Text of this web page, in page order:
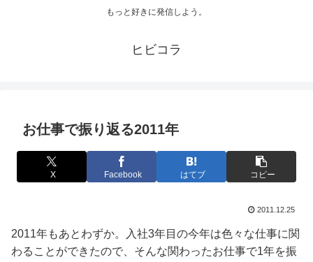
もっと好きに発信しよう。
ヒビコラ
お仕事で振り返る2011年
X Facebook はてブ コピー
2011.12.25
2011年もあとわずか。入社3年目の今年は色々な仕事に関
わることができたので、そんな関わったお仕事で1年を振